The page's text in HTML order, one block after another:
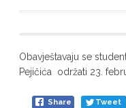
Obavještavaju se
Pejičića održati 23.
Share Tweet